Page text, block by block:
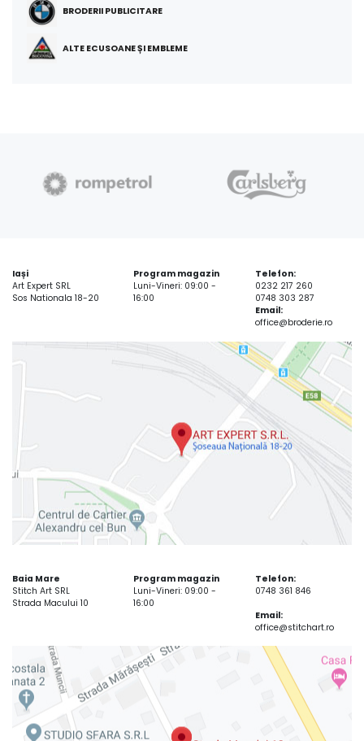
BRODERII PUBLICITARE
ALTE ECUSOANE ȘI EMBLEME
Iași
Art Expert SRL
Sos Nationala 18-20
Program magazin
Luni-Vineri: 09:00 -
16:00
Telefon:
0232 217 260
0748 303 287
Email:
office@broderie.ro
Baia Mare
Stitch Art SRL
Strada Macului 10
Program magazin
Luni-Vineri: 09:00 -
16:00
Telefon:
0748 361 846
Email:
office@stitchart.ro